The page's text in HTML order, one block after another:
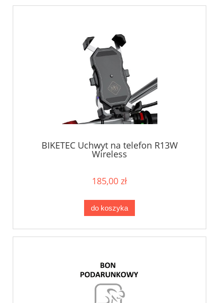
BIKETEC Uchwyt na telefon R13W
Wireless
185,00 zł
do koszyka